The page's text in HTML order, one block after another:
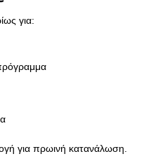
για:
για πρωινή κατανάλωση.